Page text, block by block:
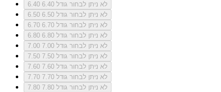
6.40
לא ניתן לבחור גודל 6.40
6.50
לא ניתן לבחור גודל 6.50
6.70
לא ניתן לבחור גודל 6.70
6.80
לא ניתן לבחור גודל 6.80
7.00
לא ניתן לבחור גודל 7.00
7.50
לא ניתן לבחור גודל 7.50
7.60
לא ניתן לבחור גודל 7.60
7.70
לא ניתן לבחור גודל 7.70
7.80
לא ניתן לבחור גודל 7.80